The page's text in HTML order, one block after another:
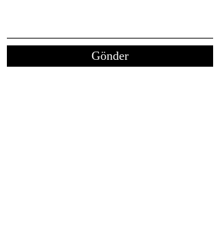
Gönder